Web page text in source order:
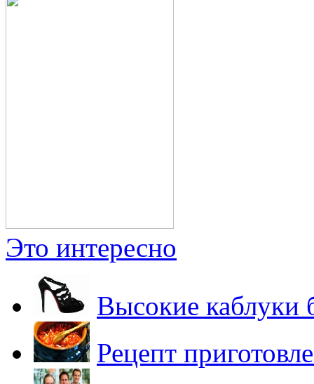
Это интересно
Высокие каблуки
Рецепт